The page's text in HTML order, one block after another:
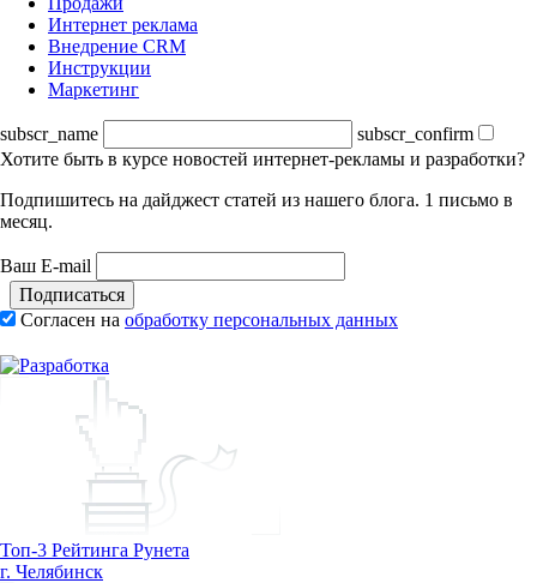
Интернет реклама
Внедрение CRM
Инструкции
Маркетинг
subscr_name
subscr_confirm
Хотите быть в курсе новостей интернет-рекламы и разработки?
Подпишитесь на дайджест статей из нашего блога. 1 письмо в
месяц.
Ваш E-mail
Подписаться
Согласен на обработку персональных данных
Топ-3 Рейтинга Рунета
г. Челябинск